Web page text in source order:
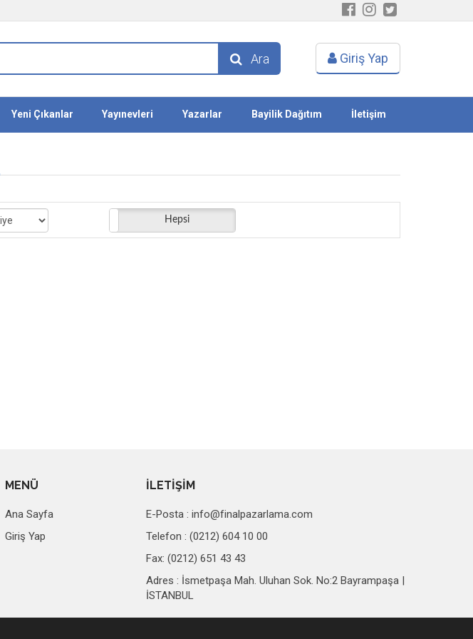
Ara Giriş Yap
Yeni Çıkanlar Yayınevleri Yazarlar Bayilik Dağıtım İletişim
Stoktakiler Hepsi
MENÜ
Ana Sayfa
Giriş Yap
İLETİŞİM
E-Posta :info@finalpazarlama.com
Telefon : (0212) 604 10 00
Fax: (0212) 651 43 43
Adres : İsmetpaşa Mah. Uluhan Sok. No:2 Bayrampaşa |
İSTANBUL